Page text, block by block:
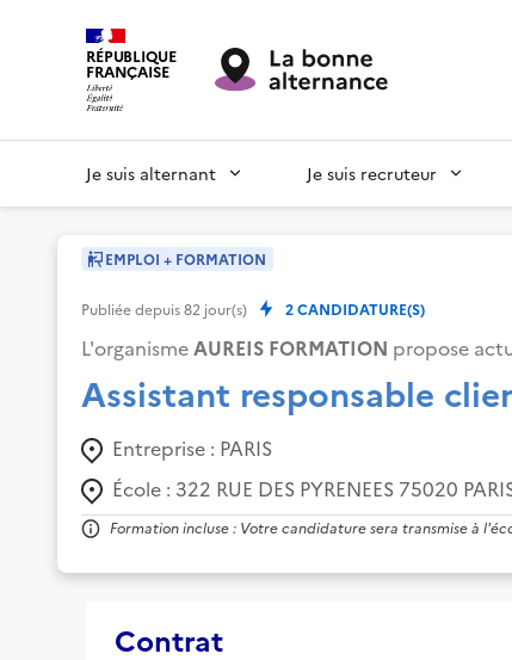
RÉPUBLIQUE
FRANÇAISE
Je suis alternant Je suis recruteur
EMPLOI + FORMATION
Publiée depuis82 jour(s) 2CANDIDATURE(S)
L'organismeAUREIS FORMATION propose
Assistant responsable
Entreprise : PARIS
École : 322 RUE DES PYRENEES 75020
Formation incluse : Votre candidature sera transmise à
Contrat